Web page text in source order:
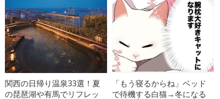
関西の日帰り温泉33選！夏
の琵琶湖や有馬でリフレッ
「もう寝るからね」ベッド
で待機する白猫→冬になる